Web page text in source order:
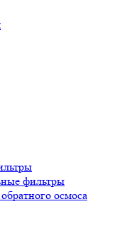
фильтры
осмоса